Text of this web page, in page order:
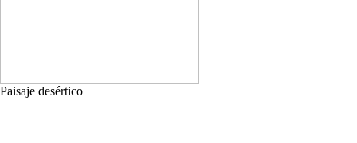
Paisaje desértico